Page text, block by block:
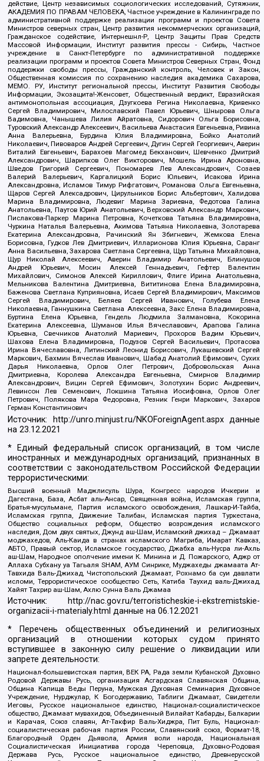
действие, Центр независимых социологических исследований, Сутяжник,
АКАДЕМИЯ ПО ПРАВАМ ЧЕЛОВЕКА, Частное учреждение в Калининграде по
административной поддержке реализации программ и проектов Совета
Министров северных стран, Центр развития некоммерческих организаций,
Гражданское содействие, Интернешнл-Р, Центр Защиты Прав Средств
Массовой Информации, Институт развития прессы - Сибирь, Частное
учреждение в Санкт-Петербурге по административной поддержке
реализации программ и проектов Совета Министров Северных Стран, Фонд
поддержки свободы прессы, Гражданский контроль, Человек и Закон,
Общественная комиссия по сохранению наследия академика Сахарова,
МЕМО. РУ, Институт региональной прессы, Институт Развития Свободы
Информации, Экозащита!-Женсовет, Общественный вердикт, Евразийская
антимонопольная ассоциация, Дзугкоева Регина Николаевна, Кривенко
Сергей Владимирович, Милославский Павел Юрьевич, Шнырова Ольга
Вадимовна, Чанышева Лилия Айратовна, Сидорович Ольга Борисовна,
Туровский Александр Алексеевич, Васильева Анастасия Евгеньевна, Ривина
Анна Валерьевна, Бурдина Юлия Владимировна, Бойко Анатолий
Николаевич, Пивоваров Андрей Сергеевич, Дугин Сергей Георгиевич, Аверин
Виталий Евгеньевич, Барахоев Магомед Бекханович, Шевченко Дмитрий
Александрович, Шарипков Олег Викторович, Мошель Ирина Ароновна,
Шведов Григорий Сергеевич, Пономарев Лев Александрович, Созаев
Валерий Валерьевич, Каргалицкий Борис Юльевич, Исакова Ирина
Александровна, Исламов Тимур Рифгатович, Романова Ольга Евгеньевна,
Щаров Сергей Алексадрович, Цирульников Борис Альбертович, Халидова
Марина Владимировна, Людевиг Марина Зариевна, Федотова Галина
Анатольевна, Паутов Юрий Анатольевич, Верховский Александр Маркович,
Пислакова-Паркер Марина Петровна, Кочеткова Татьяна Владимировна,
Чуркина Наталья Валерьевна, Акимова Татьяна Николаевна, Золотарева
Екатерина Александровна, Рачинский Ян Збигневич, Жемкова Елена
Борисовна, Гудков Лев Дмитриевич, Илларионова Юлия Юрьевна, Саранг
Анна Васильевна, Захарова Светлана Сергеевна, Щур Татьяна Михайловна,
Щур Николай Алексеевич, Аверин Владимир Анатольевич, Блинушов
Андрей Юрьевич, Мосин Алексей Геннадьевич, Гефтер Валентин
Михайлович, Симонов Алексей Кириллович, Флиге Ирина Анатольевна,
Мельникова Валентина Дмитриевна, Вититинова Елена Владимировна,
Баженова Светлана Куприяновна, Исаев Сергей Владимирович, Максимов
Сергей Владимирович, Беляев Сергей Иванович, Голубева Елена
Николаевна, Ганнушкина Светлана Алексеевна, Закс Елена Владимировна,
Буртина Елена Юрьевна, Гендель Людмила Залмановна, Кокорина
Екатерина Алексеевна, Шуманов Илья Вячеславович, Арапова Галина
Юрьевна, Свечников Анатолий Мариевич, Прохоров Вадим Юрьевич,
Шахова Елена Владимировна, Подузов Сергей Васильевич, Протасова
Ирина Вячеславовна, Литинский Леонид Борисович, Лукашевский Сергей
Маркович, Бахмин Вячеслав Иванович, Шабад Анатолий Ефимович, Сухих
Дарья Николаевна, Орлов Олег Петрович, Добровольская Анна
Дмитриевна, Королева Александра Евгеньевна, Смирнов Владимир
Александрович, Вицин Сергей Ефимович, Золотухин Борис Андреевич,
Левинсон Лев Семенович, Локшина Татьяна Иосифовна, Орлов Олег
Петрович, Полякова Мара Федоровна, Резник Генри Маркович, Захаров
Герман Константинович
Источник: http://unro.minjust.ru/NKOForeignAgent.aspxданные
на23.12.2021
* Единый федеральный список организаций, в том числе
иностранных и международных организаций, признанных в
соответствии с законодательством Российской Федерации
террористическими:
Высший военный Маджлисуль Шура, Конгресс народов Ичкерии и
Дагестана, База, Асбат аль-Ансар, Священная война, Исламская группа,
Братья-мусульмане, Партия исламского освобождения, Лашкар-И-Тайба,
Исламская группа, Движение Талибан, Исламская партия Туркестана,
Общество социальных реформ, Общество возрождения исламского
наследия, Дом двух святых, Джунд аш-Шам, Исламский джихад – Джамаат
моджахедов, Аль-Каида в странах исламского Магриба, Имарат Кавказ,
АБТО, Правый сектор, Исламское государство, Джабха аль-Нусра ли-Ахль
аш-Шам, Народное ополчение имени К. Минина и Д. Пожарского, Аджр от
Аллаха Субхану уа Тагьаля SHAM, АУМ Синрике, Муджахеды джамаата Ат-
Тавхида Валь-Джихад, Чистопольский Джамаат, Рохнамо ба суи давлати
исломи, Террористическое сообщество Сеть, Катиба Таухид валь-Джихад,
Хайят Тахрир аш-Шам, Ахлю Сунна Валь Джамаа
Источник:
http://nac.gov.ru/terroristicheskie-i-ekstremistskie-
organizacii-i-materialy.html данные на06.12.2021
* Перечень общественных объединений и религиозных
организаций в отношении которых судом принято
вступившее в законную силу решение о ликвидации или
запрете деятельности:
Национал-большевистская партия, ВЕК РА, Рада земли Кубанской Духовно
Родовой Державы Русь, организация Асгардская Славянская Община,
Община Капища Веды Перуна, Мужская Духовная Семинария Духовное
Учреждение, Нурджулар, К Богодержавию, Таблиги Джамаат, Свидетели
Иеговы, Русское национальное единство, Национал-социалистическое
общество, Джамаат мувахидов, Объединенный Вилайат Кабарды, Балкарии
и Карачая, Союз славян, Ат-Такфир Валь-Хиджра, Пит Буль, Национал-
социалистическая рабочая партия России, Славянский союз, Формат-18,
Благородный Орден Дьявола, Армия воли народа, Национальная
Социалистическая Инициатива города Череповца, Духовно-Родовая
Держава Русь, Русское национальное единство, Древнерусской